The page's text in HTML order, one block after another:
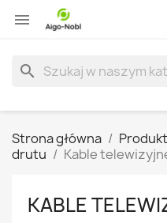

search
Strona główna
drutu
Kable
KABLE